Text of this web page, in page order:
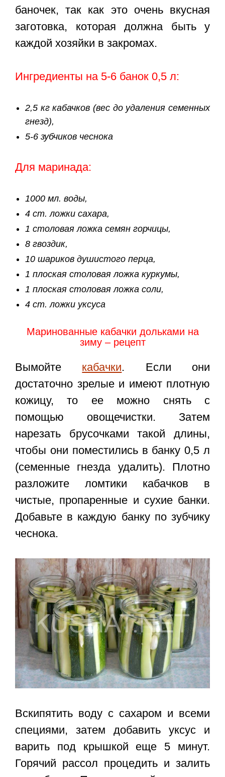
баночек, так как это очень вкусная
заготовка, которая должна быть у
каждой хозяйки в закромах.
Ингредиенты на 5-6 банок 0,5 л:
2,5 кг кабачков (вес до удаления семенных
гнезд),
5-6 зубчиков чеснока
Для маринада:
1000 мл. воды,
4 ст. ложки сахара,
1 столовая ложка семян горчицы,
8 гвоздик,
10 шариков душистого перца,
1 плоская столовая ложка куркумы,
1 плоская столовая ложка соли,
4 ст. ложки уксуса
Маринованные кабачки дольками на
зиму – рецепт
Вымойте кабачки. Если они
достаточно зрелые и имеют плотную
кожицу, то ее можно снять с
помощью овощечистки. Затем
нарезать брусочками такой длины,
чтобы они поместились в банку 0,5 л
(семенные гнезда удалить). Плотно
разложите ломтики кабачков в
чистые, пропаренные и сухие банки.
Добавьте в каждую банку по зубчику
чеснока.
Вскипятить воду с сахаром и всеми
специями, затем добавить уксус и
варить под крышкой еще 5 минут.
Горячий рассол процедить и залить